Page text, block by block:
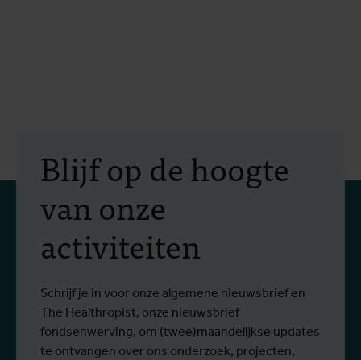
Blijf op de hoogte
van onze
activiteiten
Schrijf je in voor onze algemene nieuwsbrief en
The Healthropist, onze nieuwsbrief
fondsenwerving, om (twee)maandelijkse updates
te ontvangen over ons onderzoek, projecten,